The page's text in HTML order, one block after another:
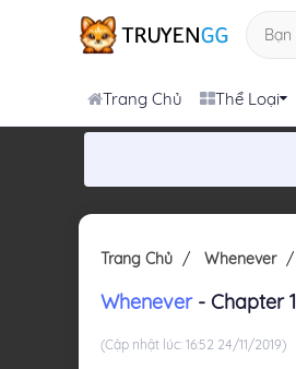
Trang Chủ Thể Loại
Trang Chủ Whenever
Whenever- Chapter 1
(Cập nhật lúc: 16:52 24/11/2019)